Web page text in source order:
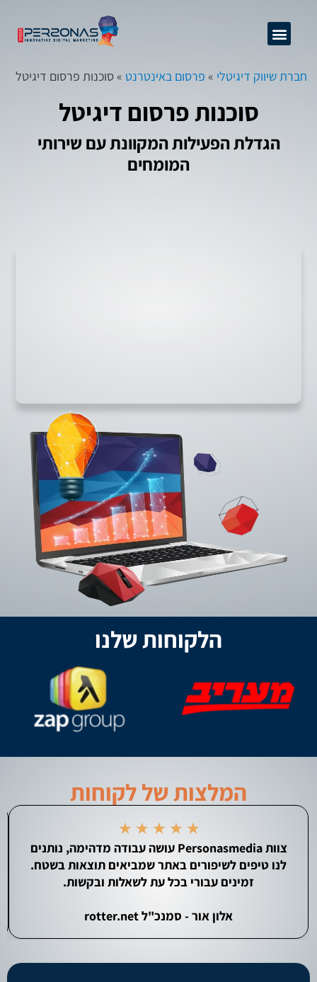
חברת שיווק דיגיטלי » פרסום באינטרנט »סוכנות פרסום דיגיטל
סוכנות פרסום דיגיטל
הגדלת הפעילות המקוונת עם שירותי
המומחים
הלקוחות שלנו
המלצות של לקוחות
★
★
★
★
★
צוות Personasmedia עושה עבודה מדהימה, נותנים
לנו טיפים לשיפורים באתר שמביאים תוצאות בשטח.
זמינים עבורי בכל עת לשאלות ובקשות.
אלון אור - סמנכ"ל rotter.net